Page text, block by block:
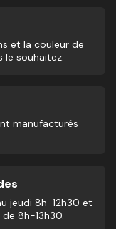
et la couleur de
le souhaitez.
manufacturés
jeudi 8h-12h30 et
8h-13h30.